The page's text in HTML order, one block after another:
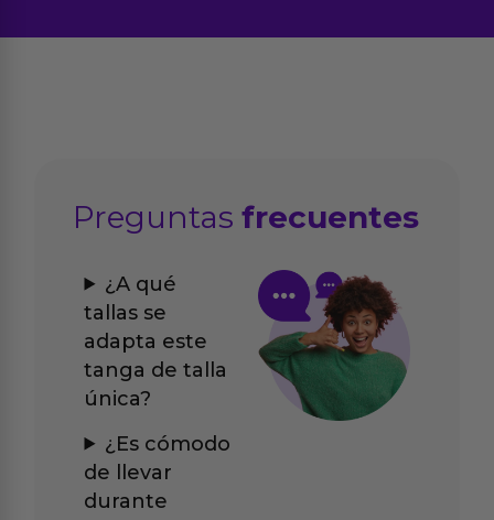
Preguntasfrecuentes
¿A qué
tallas se
adapta este
tanga de talla
única?
¿Es cómodo
de llevar
durante